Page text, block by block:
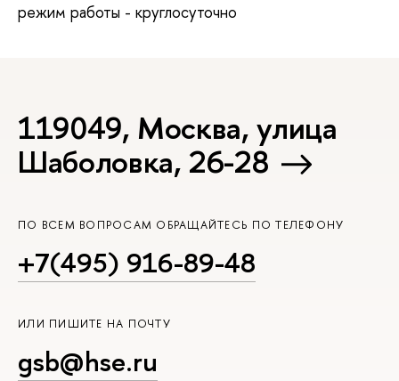
режим работы - круглосуточно
119049, Москва, улица
Шаболовка, 26-28
ПО ВСЕМ ВОПРОСАМ ОБРАЩАЙТЕСЬ ПО ТЕЛЕФОНУ
+7(495) 916-89-48
ИЛИ ПИШИТЕ НА ПОЧТУ
gsb@hse.ru